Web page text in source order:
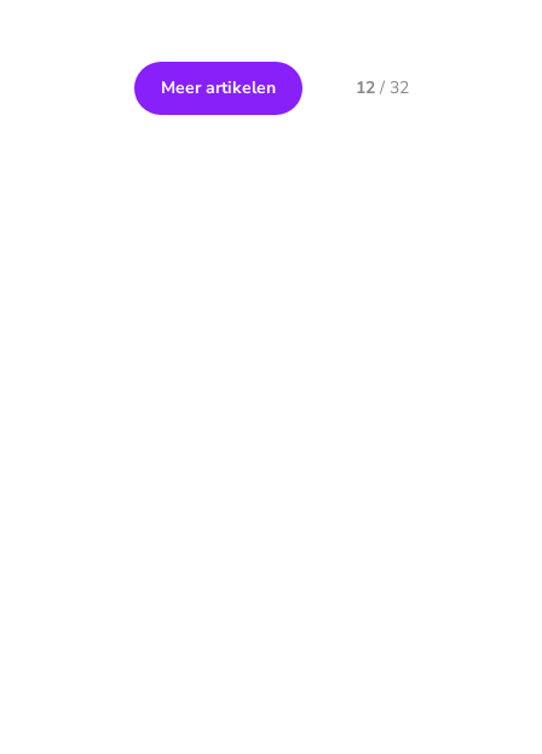
Meer artikelen 12/ 32